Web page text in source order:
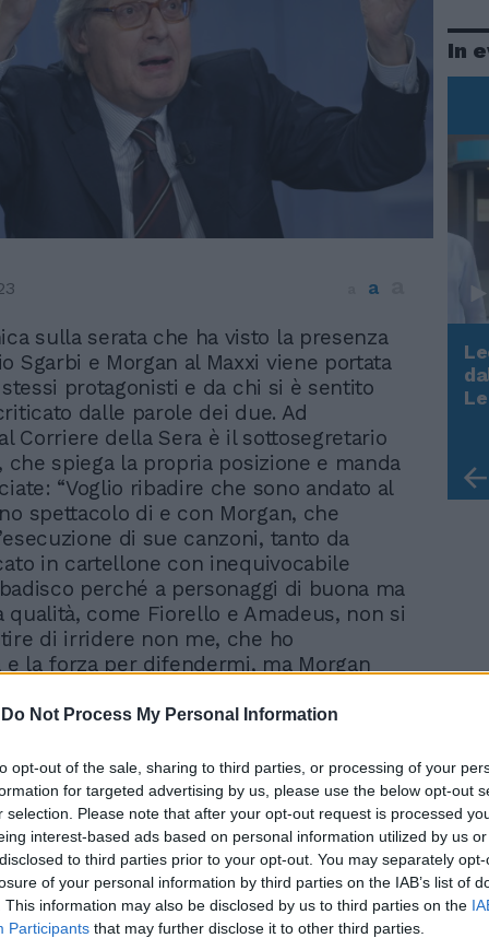
Do Not Process My Personal Information
opt-out of the sale, sharing to third parties, or processing of your
for targeted advertising by us, please use the below opt-out
selection. Please note that after your opt-out request is processed
interest-based ads based on personal information utilized by us
to third parties prior to your opt-out. You may separately
of your personal information by third parties on the IAB’s list of
This information may also be disclosed by us to third parties on the
Participants that may further disclose it to other third parties.
a
sulla serata che ha visto la presenza
Sgarbi e Morgan al Maxxi viene portata
protagonisti e da chi si è sentito
dalle parole dei due. Ad
Corriere della Sera è il sottosegretario
che spiega la propria posizione e manda
“Voglio ribadire che sono andato al
spettacolo di e con Morgan, che
di sue canzoni, tanto da
in cartellone con inequivocabile
perché a personaggi di buona ma
qualità, come Fiorello e Amadeus, non si
di irridere non me, che ho
e la forza per difendermi, ma Morgan
e grande musicista”.
Morgan non si tiene e
sbotta: "Amadeus e
Fiorello? Solo soldi e
In
Rudy Giuliani a Come States?
Trump, Meloni e la strategia
americana